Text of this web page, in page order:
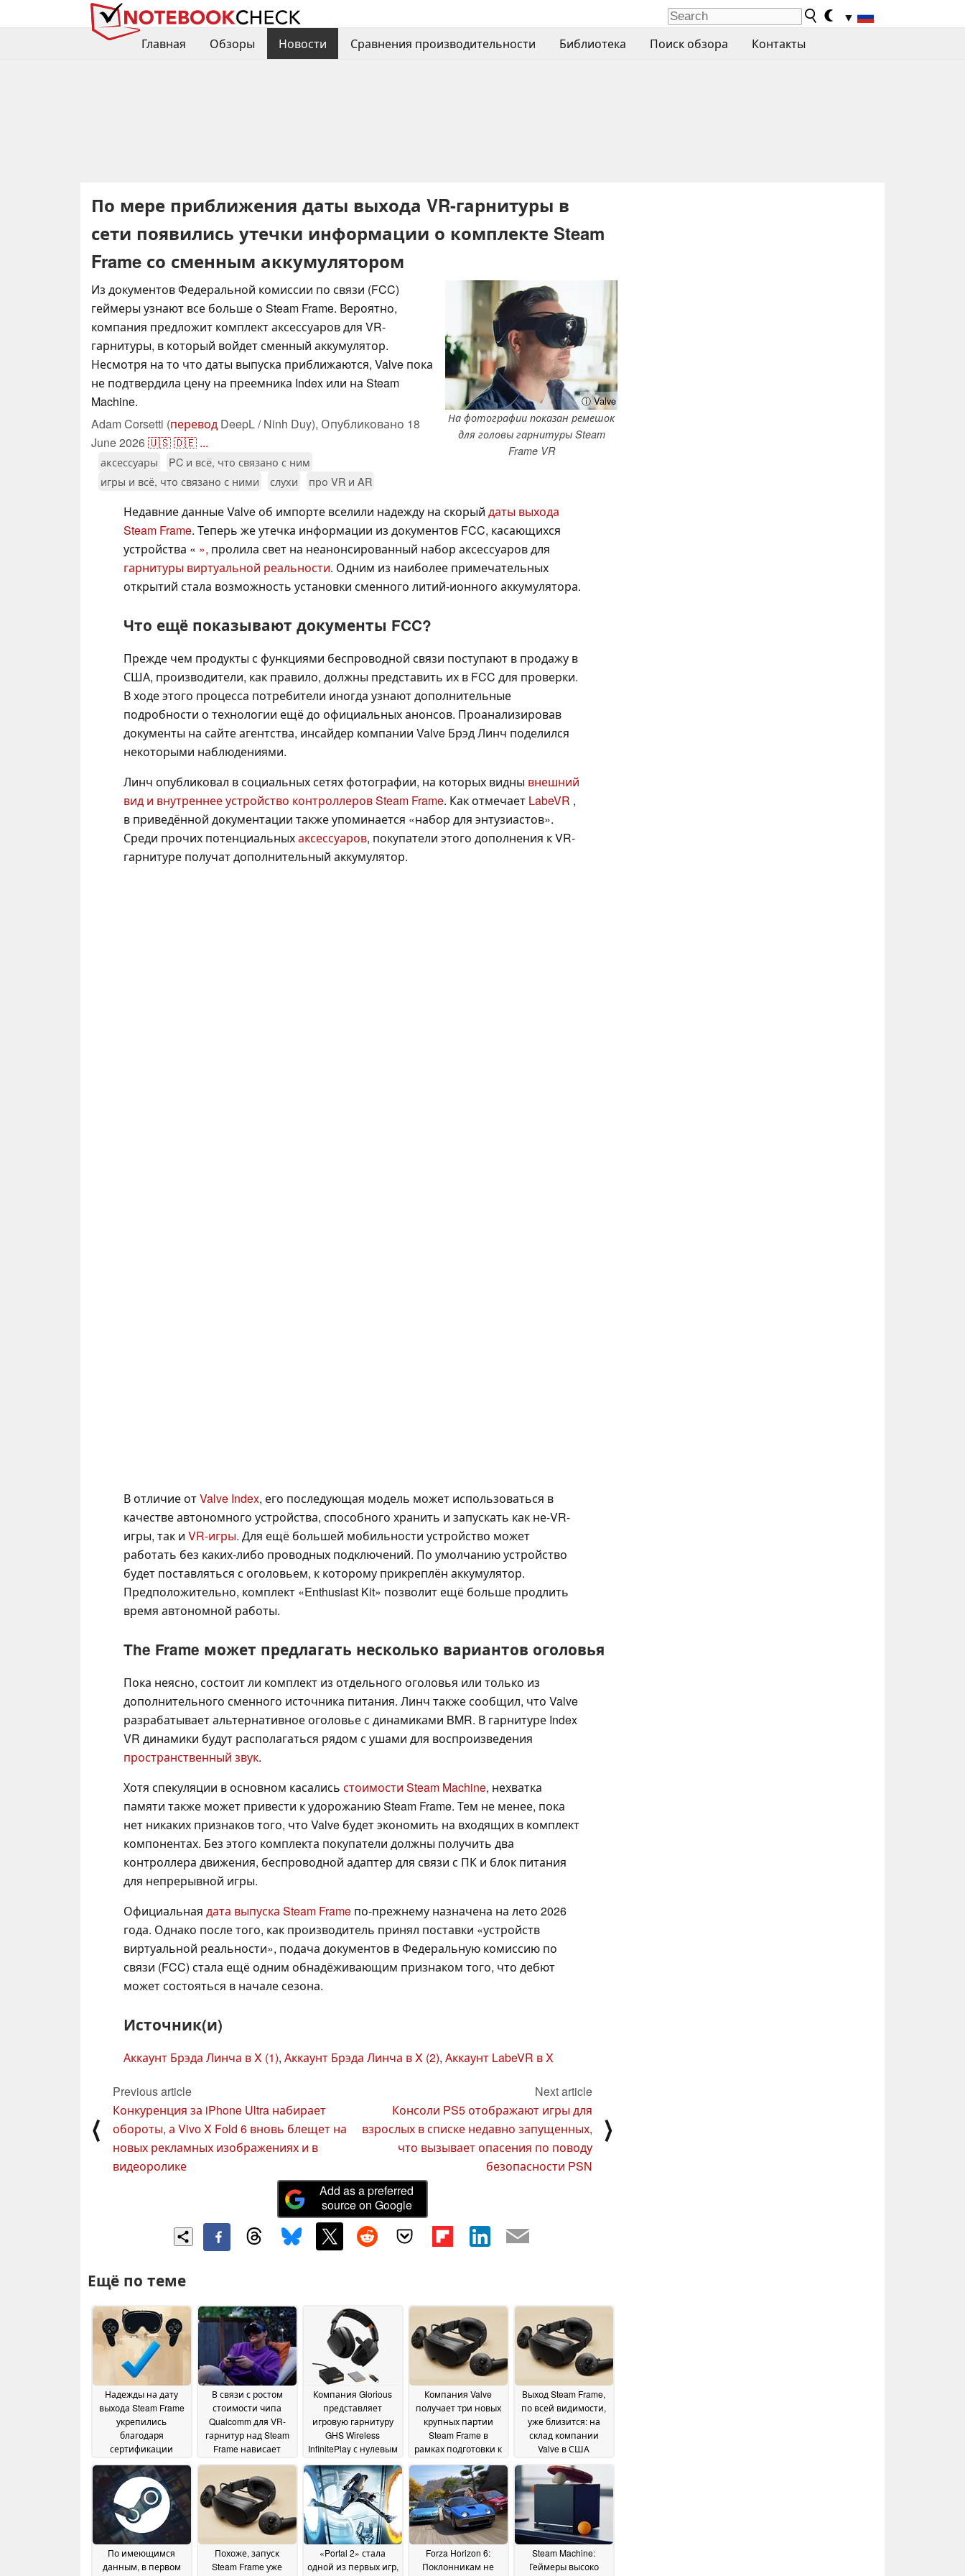
▼
Главная
Обзоры Новости Сравнения производительности Библиотека Поиск обзора Контакты
По мере приближения даты выхода VR-гарнитуры в
сети появились утечки информации о комплекте Steam
Frame со сменным аккумулятором
ⓘ Valve
На фотографии показан ремешок
для головы гарнитуры Steam
Frame VR
Из документов Федеральной комиссии по связи (FCC)
геймеры узнают все больше о Steam Frame. Вероятно,
компания предложит комплект аксессуаров для VR-
гарнитуры, в который войдет сменный аккумулятор.
Несмотря на то что даты выпуска приближаются, Valve пока
не подтвердила цену на преемника Index или на Steam
Machine.
Adam Corsetti (перевод DeepL / Ninh Duy), Опубликовано 18
June 2026🇺🇸🇩🇪 ...
аксессуары
PC и всё, что связано с ним
игры и всё, что связано с ними
слухи про VR и AR
Недавние данные Valve об импорте вселили надежду на скорый даты выхода
Steam Frame. Теперь же утечка информации из документов FCC, касающихся
устройства « », пролила свет на неанонсированный набор аксессуаров для
гарнитуры виртуальной реальности. Одним из наиболее примечательных
открытий стала возможность установки сменного литий-ионного аккумулятора.
Что ещё показывают документы FCC?
Прежде чем продукты с функциями беспроводной связи поступают в продажу в
США, производители, как правило, должны представить их в FCC для проверки.
В ходе этого процесса потребители иногда узнают дополнительные
подробности о технологии ещё до официальных анонсов. Проанализировав
документы на сайте агентства, инсайдер компании Valve Брэд Линч поделился
некоторыми наблюдениями.
Линч опубликовал в социальных сетях фотографии, на которых видны внешний
вид и внутреннее устройство контроллеров Steam Frame. Как отмечает LabeVR ,
в приведённой документации также упоминается «набор для энтузиастов».
Среди прочих потенциальныхаксессуаров, покупатели этого дополнения к VR-
гарнитуре получат дополнительный аккумулятор.
В отличие отValve Index, его последующая модель может использоваться в
качестве автономного устройства, способного хранить и запускать как не-VR-
игры, так и VR-игры. Для ещё большей мобильности устройство может
работать без каких-либо проводных подключений. По умолчанию устройство
будет поставляться с оголовьем, к которому прикреплён аккумулятор.
Предположительно, комплект «Enthusiast Kit» позволит ещё больше продлить
время автономной работы.
The Frame может предлагать несколько вариантов оголовья
Пока неясно, состоит ли комплект из отдельного оголовья или только из
дополнительного сменного источника питания. Линч также сообщил, что Valve
разрабатывает альтернативное оголовье с динамиками BMR. В гарнитуре Index
VR динамики будут располагаться рядом с ушами для воспроизведения
пространственный звук.
Хотя спекуляции в основном касались стоимости Steam Machine, нехватка
памяти также может привести к удорожанию Steam Frame. Тем не менее, пока
нет никаких признаков того, что Valve будет экономить на входящих в комплект
компонентах. Без этого комплекта покупатели должны получить два
контроллера движения, беспроводной адаптер для связи с ПК и блок питания
для непрерывной игры.
Официальная дата выпуска Steam Frame по-прежнему назначена на лето 2026
года. Однако после того, как производитель принял поставки «устройств
виртуальной реальности», подача документов в Федеральную комиссию по
связи (FCC) стала ещё одним обнадёживающим признаком того, что дебют
может состояться в начале сезона.
Источник(и)
Аккаунт Брэда Линча в X (1), Аккаунт Брэда Линча в X (2), Аккаунт LabeVR в X
⟨
Previous article
Конкуренция за iPhone Ultra набирает
обороты, а Vivo X Fold 6 вновь блещет на
новых рекламных изображениях и в
видеоролике
Next article
Консоли PS5 отображают игры для
взрослых в списке недавно запущенных,
что вызывает опасения по поводу
безопасности PSN
⟩
Add as a preferred
source on Google
Ещё по теме
Надежды на дату
выхода Steam Frame
укрепились
благодаря
сертификации
виртуальной
реальности Valve в
Федеральной
комиссии по связи
(FCC)30 July 2026
В связи с ростом
стоимости чипа
Qualcomm для VR-
гарнитур над Steam
Frame нависает
26 July 2026
Компания Glorious
представляет
игровую гарнитуру
GHS Wireless
InfinitePlay с нулевым
22
July 2026
Компания Valve
получает три новых
крупных партии
Steam Frame в
рамках подготовки к
19 July 2026
Выход Steam Frame,
по всей видимости,
уже близится: на
склад компании
Valve в США
крупная партия
оборудования для
реальности
11 July 2026
По имеющимся
данным, в первом
Похоже, запуск
Steam Frame уже
«Portal 2» стала
одной из первых игр,
Forza Horizon 6:
Поклонникам не
Steam Machine:
Геймеры высоко